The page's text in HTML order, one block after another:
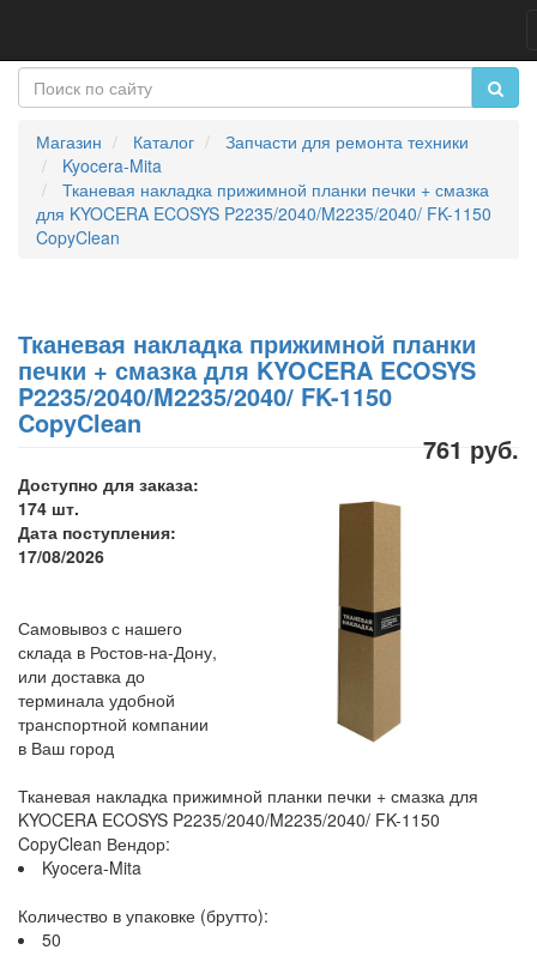
Магазин Каталог
Запчасти для ремонта техники
Kyocera-Mita
Тканевая накладка прижимной планки печки + смазка
для KYOCERA ECOSYS P2235/2040/M2235/2040/ FK-1150
CopyClean
Тканевая накладка прижимной планки
печки + смазка для KYOCERA ECOSYS
P2235/2040/M2235/2040/ FK-1150
CopyClean
761 руб.
Доступно для заказа:
174 шт.
Дата поступления:
17/08/2026
Самовывоз с нашего
склада в Ростов-на-Дону,
или доставка до
терминала удобной
транспортной компании
в Ваш город
Тканевая накладка прижимной планки печки + смазка для
KYOCERA ECOSYS P2235/2040/M2235/2040/ FK-1150
CopyClean Вендор:
Kyocera-Mita
Количество в упаковке (брутто):
50